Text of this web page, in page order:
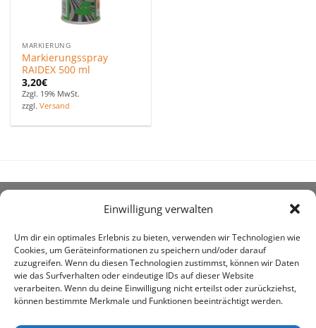
Einwilligung verwalten
Um dir ein optimales Erlebnis zu bieten, verwenden wir Technologien wie
Cookies, um Geräteinformationen zu speichern und/oder darauf
zuzugreifen. Wenn du diesen Technologien zustimmst, können wir Daten
wie das Surfverhalten oder eindeutige IDs auf dieser Website
verarbeiten. Wenn du deine Einwilligung nicht erteilst oder zurückziehst,
können bestimmte Merkmale und Funktionen beeinträchtigt werden.
MARKIERUNG
Markierungsspray
RAIDEX 500 ml
3,20€
Zzgl. 19% MwSt.
zzgl.Versand